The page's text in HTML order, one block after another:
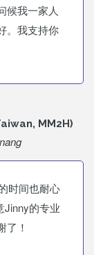
候我一家人
。我支持你
MM2H)
时间也耐心
Jinny的专业
了！